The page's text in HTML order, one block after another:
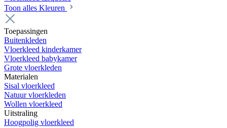
Toon alles Kleuren
Toepassingen
Buitenkleden
Vloerkleed kinderkamer
Vloerkleed babykamer
Grote vloerkleden
Materialen
Sisal vloerkleed
Natuur vloerkleden
Wollen vloerkleed
Uitstraling
Hoogpolig vloerkleed